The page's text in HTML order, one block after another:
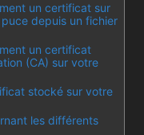
un certificat sur
depuis un fichier
un certificat
(CA) sur votre
stocké sur votre
les différents